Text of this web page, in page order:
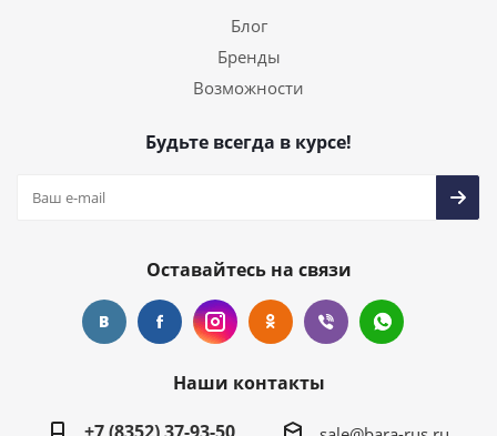
Блог
Бренды
Возможности
Будьте всегда в курсе!
Оставайтесь на связи
Наши контакты